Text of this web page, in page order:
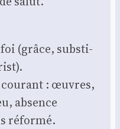
(grâce, sub­sti­
: œuvres,
absence
réfor­mé.